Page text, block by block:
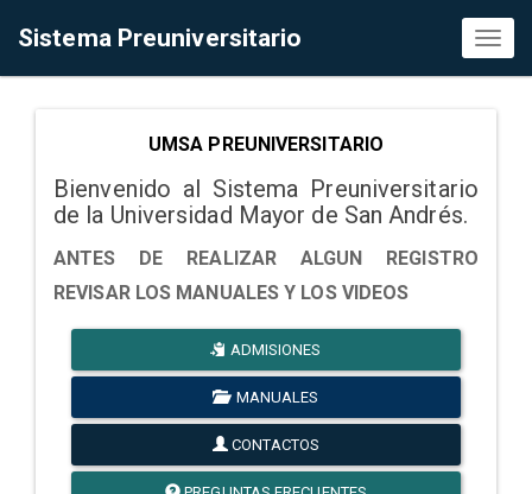
Sistema Preuniversitario
UMSA PREUNIVERSITARIO
Bienvenido al Sistema Preuniversitario
de la Universidad Mayor de San Andrés.
ANTES DE REALIZAR ALGUN REGISTRO
REVISAR LOS MANUALES Y LOS VIDEOS
ADMISIONES
MANUALES
CONTACTOS